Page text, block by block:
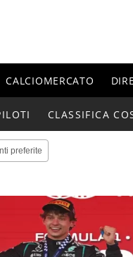
CALCIOMERCATO
CLASSIFICA
preferite